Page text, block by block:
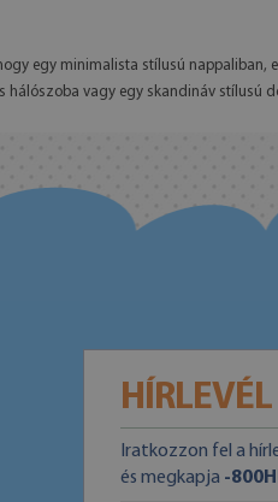
egy minimalista stílusú nappaliban,
vagy egy skandináv stílusú
HÍRLEVÉL
Iratkozzon fel a
és megkapja -